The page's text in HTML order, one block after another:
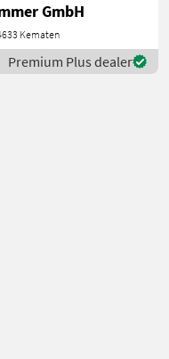
den
GmbH
Kematen
Premium Plus dealer